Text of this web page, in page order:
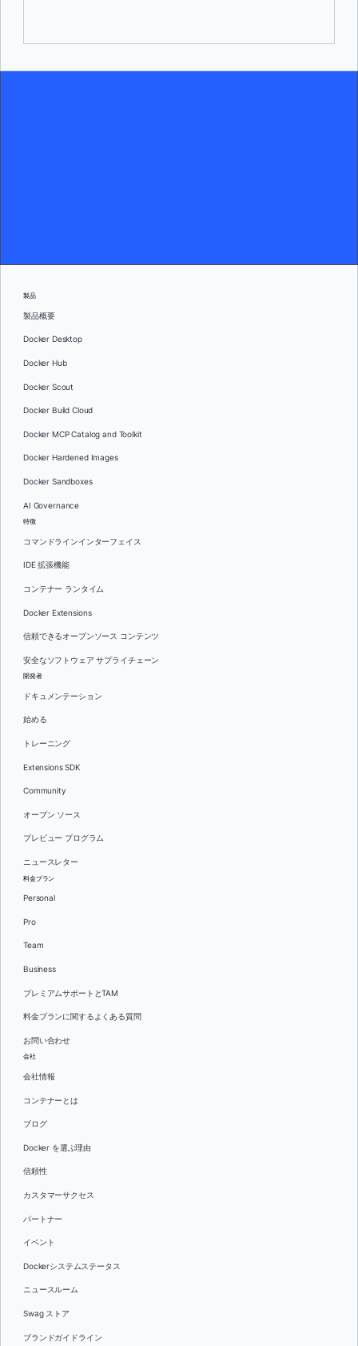
製品
製品概要
Docker Desktop
Docker Hub
Docker Scout
Docker Build Cloud
Docker MCP Catalog and Toolkit
Docker Hardened Images
Docker Sandboxes
AI Governance
特徴
コマンドラインインターフェイス
IDE 拡張機能
コンテナー ランタイム
Docker Extensions
信頼できるオープンソース コンテンツ
安全なソフトウェア サプライチェーン
開発者
ドキュメンテーション
始める
トレーニング
Extensions SDK
Community
オープン ソース
プレビュー プログラム
ニュースレター
料金プラン
Personal
Pro
Team
Business
プレミアムサポートとTAM
料金プランに関するよくある質問
お問い合わせ
会社
会社情報
コンテナーとは
ブログ
Docker を選ぶ理由
信頼性
カスタマーサクセス
パートナー
イベント
Dockerシステムステータス
ニュースルーム
Swag ストア
ブランドガイドライン